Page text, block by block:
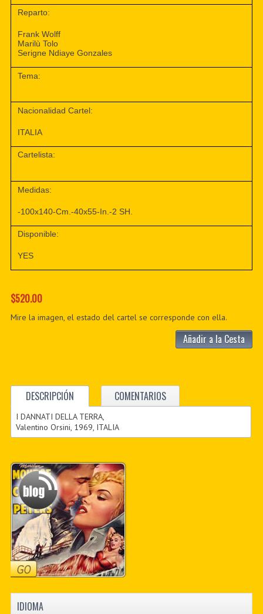
Reparto:
Frank Wolff
Marilù Tolo
Serigne Ndiaye Gonzales
Tema:
Nacionalidad Cartel:
ITALIA
Cartelista:
Medidas:
-100x140-Cm.-40x55-In.-2 SH.
Disponible:
YES
$520.00
Mire la imagen, el estado del cartel se corresponde con ella.
Añadir a la Cesta
DESCRIPCIÓN COMENTARIOS
I DANNATI DELLA TERRA,
Valentino Orsini, 1969, ITALIA
IDIOMA